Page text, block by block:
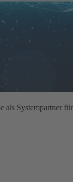
als Systempartner